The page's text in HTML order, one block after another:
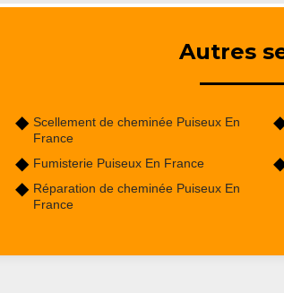
Autres
Scellement de cheminée Puiseux En
France
Fumisterie Puiseux En France
Réparation de cheminée Puiseux En
France